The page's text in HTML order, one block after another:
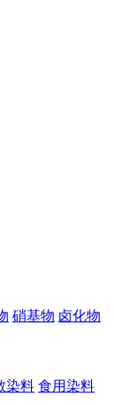
硝基物 卤化物
染料 食用染料